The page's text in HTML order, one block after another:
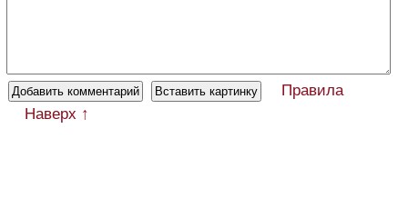
Правила
Наверх ↑